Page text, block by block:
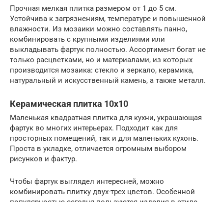
Прочная мелкая плитка размером от 1 до 5 см.
Устойчива к загрязнениям, температуре и повышенной
влажности. Из мозаики можно составлять панно,
комбинировать с крупными изделиями или
выкладывать фартук полностью. Ассортимент богат не
только расцветками, но и материалами, из которых
производится мозаика: стекло и зеркало, керамика,
натуральный и искусственный камень, а также металл.
Керамическая плитка 10х10
Маленькая квадратная плитка для кухни, украшающая
фартук во многих интерьерах. Подходит как для
просторных помещений, так и для маленьких кухонь.
Проста в укладке, отличается огромным выбором
рисунков и фактур.
Чтобы фартук выглядел интересней, можно
комбинировать плитку двух-трех цветов. Особенной